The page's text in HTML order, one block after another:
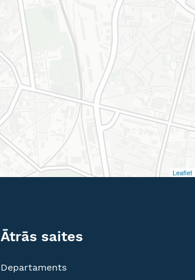
Leaflet
Ātrās saites
Departaments